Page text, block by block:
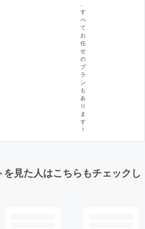
す
べ
て
お
任
せ
の
プ
ラ
ン
も
あ
り
ま
す
！
見た人はこちらもチェックし